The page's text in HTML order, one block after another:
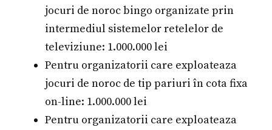
jocuri de noroc bingo organizate prin
intermediul sistemelor retelelor de
televiziune: 1.000.000 lei
Pentru organizatorii care exploateaza
jocuri de noroc de tip pariuri în cota fixa
on-line: 1.000.000 lei
Pentru organizatorii care exploateaza